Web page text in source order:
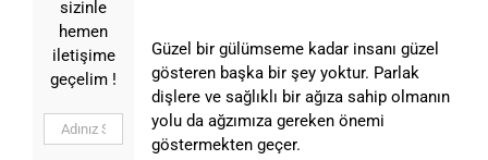
sizinle
hemen
iletişime
geçelim !
Güzel bir gülümseme kadar insanı güzel
gösteren başka bir şey yoktur. Parlak
dişlere ve sağlıklı bir ağıza sahip olmanın
yolu da ağzımıza gereken önemi
göstermekten geçer.